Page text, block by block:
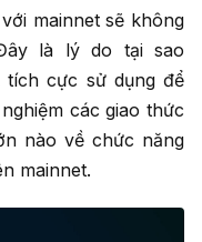
mainnet sẽ không
là lý do tại sao
tích cực sử dụng để
các giao thức
nào về chức năng
mainnet.